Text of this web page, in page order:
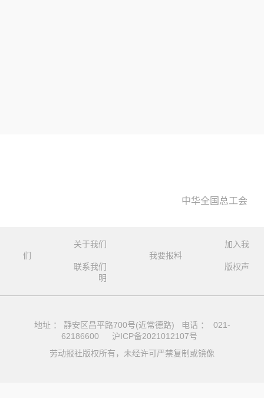
中华全国总工会
关于我们
加入我
们
我要报料
联系我们
版权声
明
地址 ： 静安区昌平路700号(近常德路) 电话 ： 021-
62186600
沪ICP备2021012107号
劳动报社版权所有，未经许可严禁复制或镜像